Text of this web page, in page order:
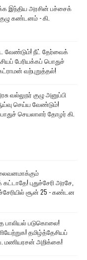
இந்திய அரசின் பச்சைக்
குழு கண்டனம் - கி.
வேண்டும்! நீட் தேர்வைக்
பேரியக்கப் பொதுச்
வற்புறுத்தல்!
வல்லுநர் குழு அனுப்பி
செய்ய வேண்டும்!
செயலாளர் தோழர் கி.
புதுச்சேரி அரசே,
சூன் 25 - கண்டன
பாலியல் படுகொலை!
தமிழ்த்தேசியப்
மணியரசன் அறிக்கை!